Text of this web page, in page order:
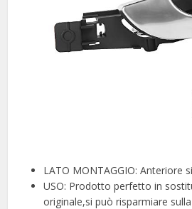
LATO MONTAGGIO: Anteriore
USO: Prodotto perfetto in
originale,si può risparmiare